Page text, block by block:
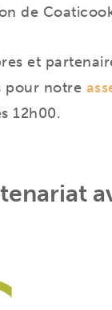
de
et
pour notre
12h00.